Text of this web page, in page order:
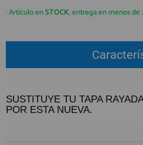
GUÍA DE COMPRA
(+34)912 477 744
Lunes a Viernes 09:30h a
También atendemos
REGISTRO
· Artículo enSTOCK, entrega en menos de
SUSTITUYE TU TAPA
POR ESTA NUEVA.